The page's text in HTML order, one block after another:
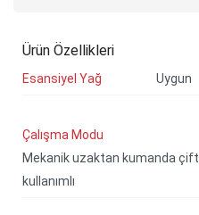
Ürün Özellikleri
Esansiyel Yağ Uygun
Çalışma Modu
Mekanik uzaktan kumanda çift
kullanımlı